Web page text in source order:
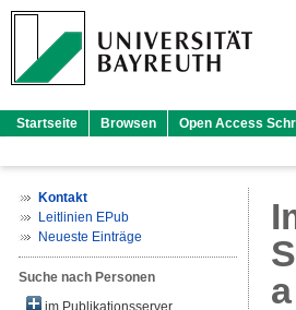
Startseite Browsen Open Access
Kontakt
Leitlinien EPub
Neueste Einträge
Suche nach Personen
im Publikationsserver